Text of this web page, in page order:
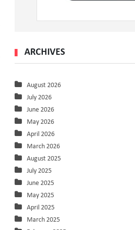
ARCHIVES
August 2026
July 2026
June 2026
May 2026
April 2026
March 2026
August 2025
July 2025
June 2025
May 2025
April 2025
March 2025